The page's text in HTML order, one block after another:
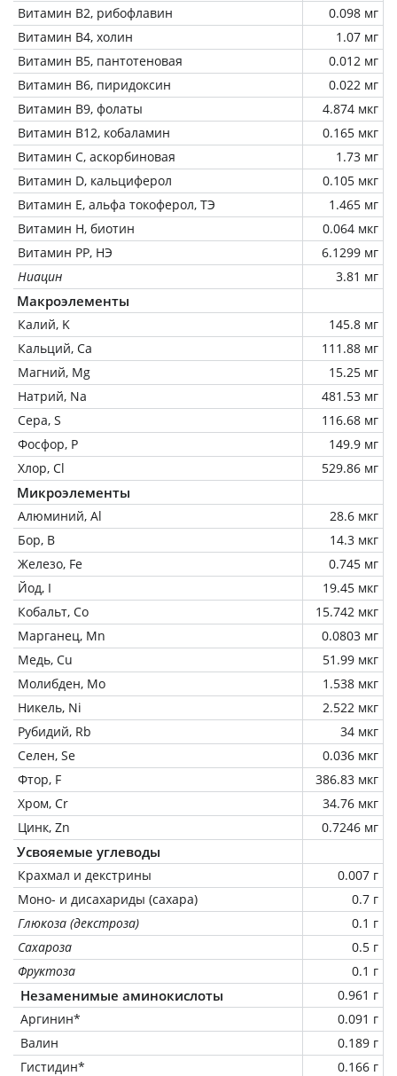
Витамин В2, рибофлавин
0.098 мг
Витамин В4, холин
1.07 мг
Витамин В5, пантотеновая
0.012 мг
Витамин В6, пиридоксин
0.022 мг
Витамин В9, фолаты
4.874 мкг
Витамин В12, кобаламин
0.165 мкг
Витамин C, аскорбиновая
1.73 мг
Витамин D, кальциферол
0.105 мкг
Витамин Е, альфа токоферол, ТЭ
1.465 мг
Витамин Н, биотин
0.064 мкг
Витамин РР, НЭ
6.1299 мг
Ниацин
3.81 мг
Макроэлементы
Калий, K
145.8 мг
Кальций, Ca
111.88 мг
Магний, Mg
15.25 мг
Натрий, Na
481.53 мг
Сера, S
116.68 мг
Фосфор, P
149.9 мг
Хлор, Cl
529.86 мг
Микроэлементы
Алюминий, Al
28.6 мкг
Бор, B
14.3 мкг
Железо, Fe
0.745 мг
Йод, I
19.45 мкг
Кобальт, Co
15.742 мкг
Марганец, Mn
0.0803 мг
Медь, Cu
51.99 мкг
Молибден, Mo
1.538 мкг
Никель, Ni
2.522 мкг
Рубидий, Rb
34 мкг
Селен, Se
0.036 мкг
Фтор, F
386.83 мкг
Хром, Cr
34.76 мкг
Цинк, Zn
0.7246 мг
Усвояемые углеводы
Крахмал и декстрины
0.007 г
Моно- и дисахариды (сахара)
0.7 г
Глюкоза (декстроза)
0.1 г
Сахароза
0.5 г
Фруктоза
0.1 г
Незаменимые аминокислоты
0.961 г
Аргинин*
0.091 г
Валин
0.189 г
Гистидин*
0.166 г